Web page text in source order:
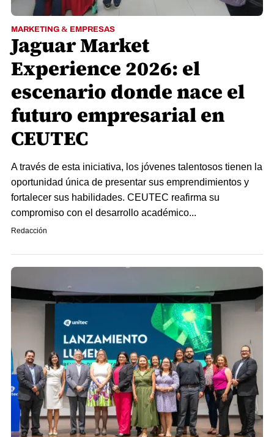
MARKETING & EMPRESAS
Jaguar Market
Experience 2026: el
escenario donde nace el
futuro empresarial en
CEUTEC
A través de esta iniciativa, los jóvenes talentosos tienen la
oportunidad única de presentar sus emprendimientos y
fortalecer sus habilidades. CEUTEC reafirma su
compromiso con el desarrollo académico...
Redacción